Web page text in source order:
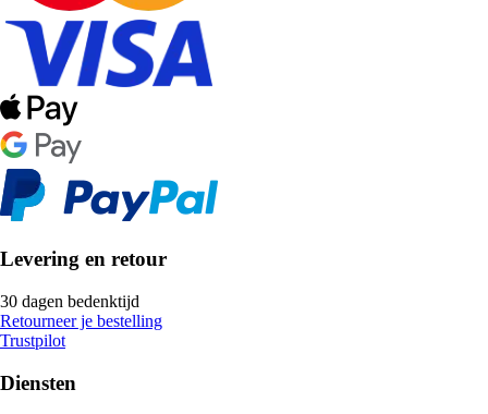
Levering en retour
30 dagen bedenktijd
Retourneer je bestelling
Trustpilot
Diensten